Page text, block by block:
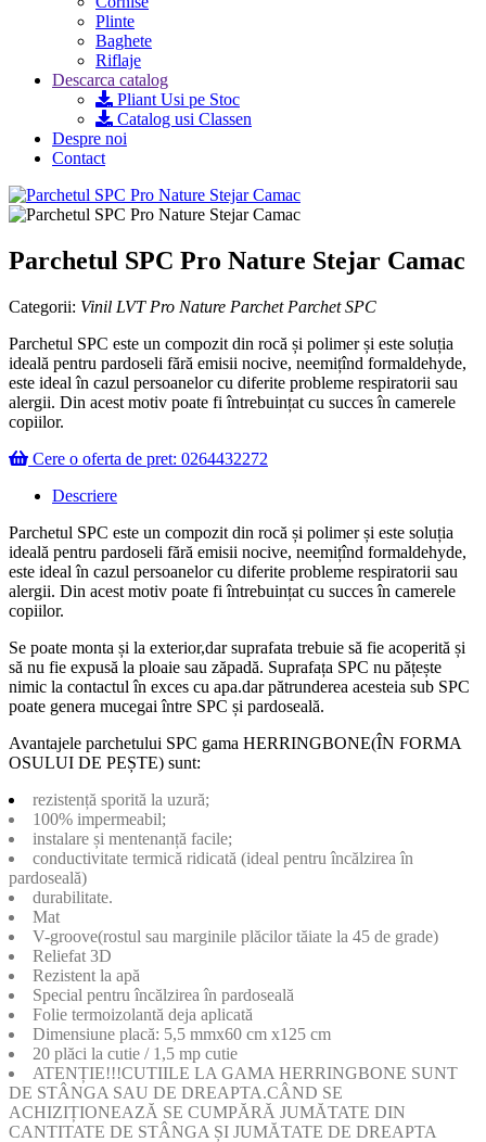
Plinte
Baghete
Riflaje
Descarca catalog
Pliant Usi pe Stoc
Catalog usi Classen
Despre noi
Contact
Parchetul SPC Pro Nature Stejar Camac
Categorii: Vinil LVT Pro Nature Parchet Parchet SPC
Parchetul SPC este un compozit din rocă și polimer și este soluția
ideală pentru pardoseli fără emisii nocive, neemițînd formaldehyde,
este ideal în cazul persoanelor cu diferite probleme respiratorii sau
alergii. Din acest motiv poate fi întrebuințat cu succes în camerele
copiilor.
Cere o oferta de pret: 0264432272
Descriere
Parchetul SPC este un compozit din rocă și polimer și este soluția
ideală pentru pardoseli fără emisii nocive, neemițînd formaldehyde,
este ideal în cazul persoanelor cu diferite probleme respiratorii sau
alergii. Din acest motiv poate fi întrebuințat cu succes în camerele
copiilor.
Se poate monta și la exterior,dar suprafata trebuie să fie acoperită și
să nu fie expusă la ploaie sau zăpadă. Suprafața SPC nu pățește
nimic la contactul în exces cu apa.dar pătrunderea acesteia sub SPC
poate genera mucegai între SPC și pardoseală.
Avantajele parchetului SPC gama HERRINGBONE(ÎN FORMA
OSULUI DE PEȘTE) sunt:
rezistență sporită la uzură;
100% impermeabil;
instalare și mentenanță facile;
conductivitate termică ridicată (ideal pentru încălzirea în
pardoseală)
durabilitate.
Mat
V-groove(rostul sau marginile plăcilor tăiate la 45 de grade)
Reliefat 3D
Rezistent la apă
Special pentru încălzirea în pardoseală
Folie termoizolantă deja aplicată
Dimensiune placă: 5,5 mmx60 cm x125 cm
20 plăci la cutie / 1,5 mp cutie
ATENȚIE!!!CUTIILE LA GAMA HERRINGBONE SUNT
DE STÂNGA SAU DE DREAPTA.CÂND SE
ACHIZIȚIONEAZĂ SE CUMPĂRĂ JUMĂTATE DIN
CANTITATE DE STÂNGA ȘI JUMĂTATE DE DREAPTA